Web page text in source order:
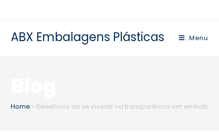
ABX Embalagens Plásticas Menu
Home » Benefícios de se investir na transparência em